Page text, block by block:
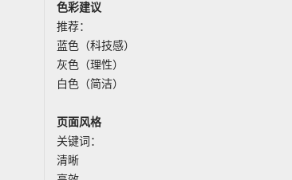
色彩建议
推荐：
蓝色（科技感）
灰色（理性）
白色（简洁）
页面风格
关键词：
清晰